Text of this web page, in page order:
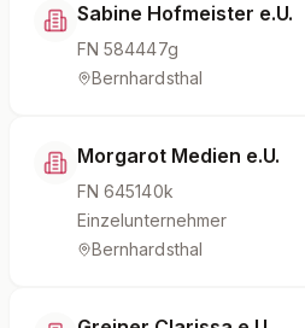
Sabine Hofmeister e.U.
FN584447g
Bernhardsthal
Morgarot Medien e.U.
FN645140k
Einzelunternehmer
Bernhardsthal